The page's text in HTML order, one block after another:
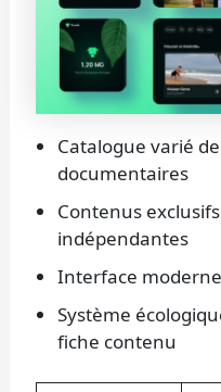
Catalogue varié
documentaires
Contenus
indépendantes
Interface
Système
fiche contenu